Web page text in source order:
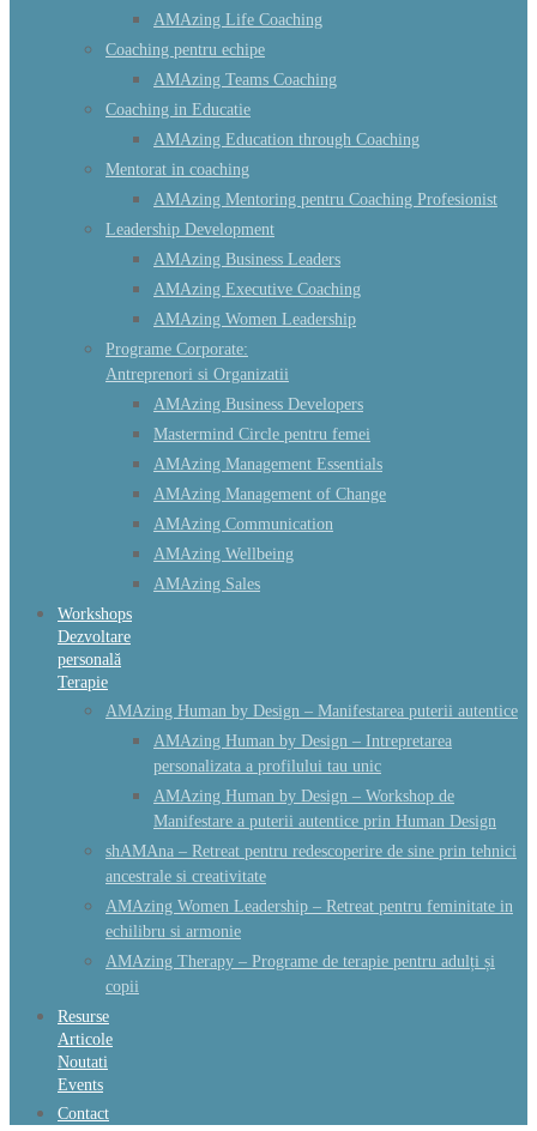
AMAzing Life Coaching
Coaching pentru echipe
AMAzing Teams Coaching
Coaching in Educatie
AMAzing Education through Coaching
Mentorat in coaching
AMAzing Mentoring pentru Coaching Profesionist
Leadership Development
AMAzing Business Leaders
AMAzing Executive Coaching
AMAzing Women Leadership
Programe Corporate:
Antreprenori si Organizatii
AMAzing Business Developers
Mastermind Circle pentru femei
AMAzing Management Essentials
AMAzing Management of Change
AMAzing Communication
AMAzing Wellbeing
AMAzing Sales
Workshops
Dezvoltare
personală
Terapie
AMAzing Human by Design – Manifestarea puterii autentice
AMAzing Human by Design – Intrepretarea
personalizata a profilului tau unic
AMAzing Human by Design – Workshop de
Manifestare a puterii autentice prin Human Design
shAMAna – Retreat pentru redescoperire de sine prin tehnici
ancestrale si creativitate
AMAzing Women Leadership – Retreat pentru feminitate in
echilibru si armonie
AMAzing Therapy – Programe de terapie pentru adulți și
copii
Resurse
Articole
Noutati
Events
Contact